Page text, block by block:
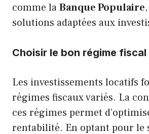
comme laBanque Populaire
solutions adaptées aux
Choisir le bon régime fiscal
Les investissements locatifs
régimes fiscaux variés. La
ces régimes permet
rentabilité. En optant pour le